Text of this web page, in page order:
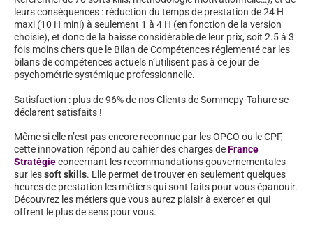
leurs conséquences : réduction du temps de prestation de 24 H
maxi (10 H mini) à seulement 1 à 4 H (en fonction de la version
choisie), et donc de la baisse considérable de leur prix, soit 2.5 à 3
fois moins chers que le Bilan de Compétences réglementé car les
bilans de compétences actuels n’utilisent pas à ce jour de
psychométrie systémique professionnelle.
Satisfaction : plus de 96% de nos Clients de Sommepy-Tahure se
déclarent satisfaits !
Même si elle n’est pas encore reconnue par les OPCO ou le CPF,
cette innovation répond au cahier des charges deFrance
Stratégieconcernant les recommandations gouvernementales
sur lessoft skills. Elle permet de trouver en seulement quelques
heures de prestation les métiers qui sont faits pour vous épanouir.
Découvrez les métiers que vous aurez plaisir à exercer et qui
offrent le plus de sens pour vous.